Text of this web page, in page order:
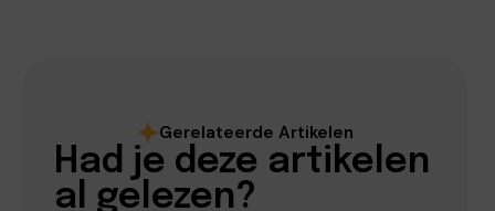
Gerelateerde Artikelen
Had je deze artikelen
al gelezen?